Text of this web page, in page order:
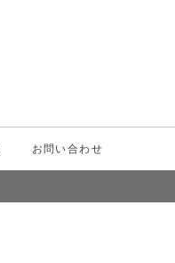
お問い合わせ